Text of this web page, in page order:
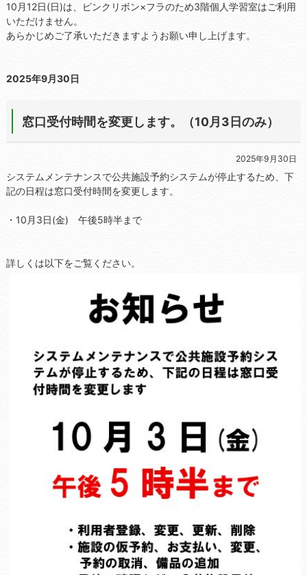
10月12日(日)は、ピンクリボン×フラのため3階個人学習室はご利用
いただけません。
あらかじめご了承いただきますようお願い申し上げます。
2025年9月30日
窓口受付時間を変更します。（10月3日のみ）
2025年9月30日
システムメンテナンスで公共施設予約システムが停止するため、下
記の日程は窓口受付時間を変更します。
・10月3日(金) 午後5時半まで
詳しくは以下をご覧ください。